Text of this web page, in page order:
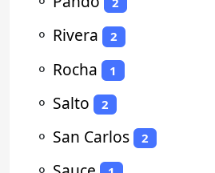
⚬ Rivera 2
⚬ Rocha 1
⚬ Salto 2
⚬ San Carlos 2